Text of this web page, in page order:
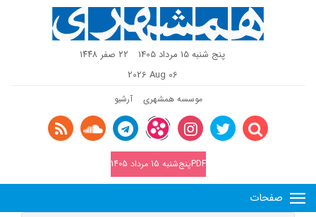
پنج شنبه 15 مرداد 1405
٢٢ صفر ١٤٤٨
2026 Aug 06
موسسه همشهری آرشیو
PDFپنج‌شنبه 15 مرداد 1405
صفحات